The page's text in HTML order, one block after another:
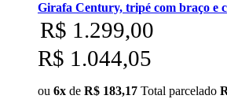
Ulanzi
Utech
Girafa Century, tripé com braço e
R$ 1.299,00
R$ 1.044,05
ou 6x de R$ 183,17 Total parcelado